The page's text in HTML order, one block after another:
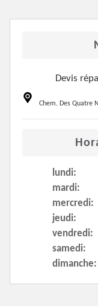
Devis
Chem. Des Quatre
lundi:
mardi:
mercredi:
jeudi:
vendredi:
samedi:
dimanche: